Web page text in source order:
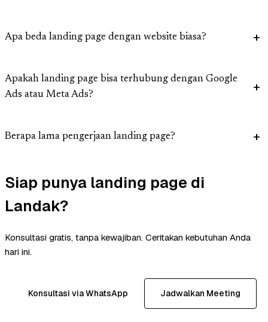
Apa beda landing page dengan website biasa?
Apakah landing page bisa terhubung dengan Google
Ads atau Meta Ads?
Berapa lama pengerjaan landing page?
Siap punya landing page di
Landak?
Konsultasi gratis, tanpa kewajiban. Ceritakan kebutuhan Anda
hari ini.
Konsultasi via WhatsApp Jadwalkan Meeting